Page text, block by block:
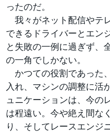
ったのだ。
我々がネット配信やテ
できるドライバーとエン
と失敗の一例に過ぎず、
の一角でしかない。
かつての役割であった
入れ、マシンの調整に活
ュニケーションは、今の
は程遠い。今や絶え間な
り、そしてレースエンジ